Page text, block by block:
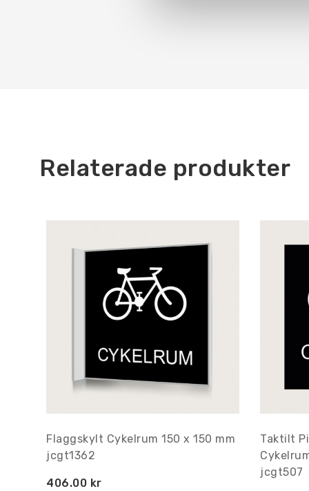
Relaterade produkter
Flaggskylt Cykelrum 150 x 150 mm
jcgt1362
406.00 kr
Taktilt
jcgt507